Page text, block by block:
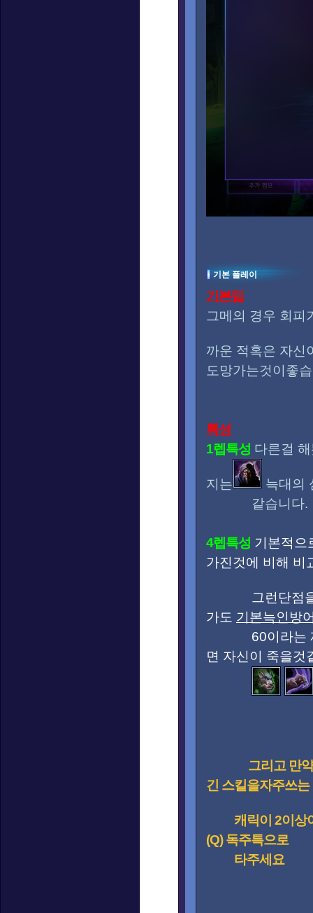
기본 플레이
기본팁
그메의 경우 회피
까운 적혹은 자신
도망가는것이좋
특성
1렙특성 다른걸
지는
늑대의
같습니다.
4렙특성 기본적으
가진것에 비해 비
그런단점을
가도 기본늑인방
60이라는 제법
면 자신이 죽을것
그리고 만
긴 스킬을자주쓰는
캐릭이 2이상이
(Q) 독주특으로
타주세요